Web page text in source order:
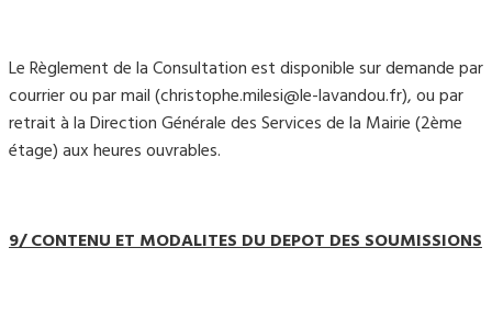
Le Règlement de la Consultation est disponible sur demande par
courrier ou par mail (christophe.milesi@le-lavandou.fr), ou par
retrait à la Direction Générale des Services de la Mairie (2ème
étage) aux heures ouvrables.
9/ CONTENU ET MODALITES DU DEPOT DES SOUMISSIONS